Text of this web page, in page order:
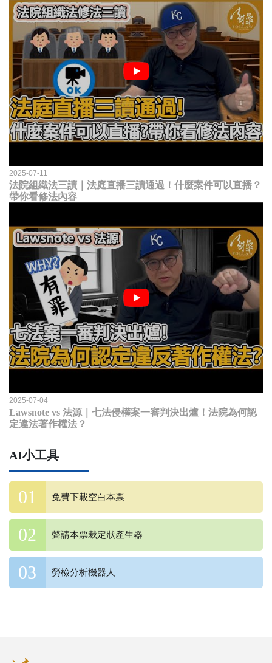
2025-07-11
法院組織法三讀｜法庭直播三讀通過！什麼案件可以直播？
帶你看修法內容
2025-07-04
Lawsnote vs 法源｜七法侵權案一審判決出爐！法院為何認
定違法著作權法？
AI小工具
免費下載空白本票
聲請本票裁定狀產生器
勞檢分析機器人